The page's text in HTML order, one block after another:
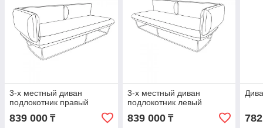
3-х местный диван
подлокотник правый
839 000 ₸
3-х местный диван
подлокотник левый
839 000₸